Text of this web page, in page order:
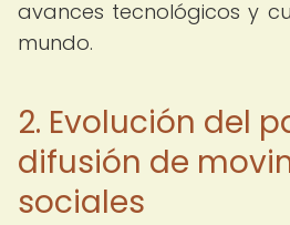
avances tecnológicos y
mundo.
2. Evolución del
difusión de
sociales